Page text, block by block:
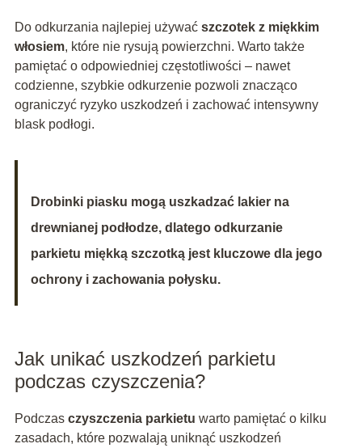
Do odkurzania najlepiej używać szczotek z miękkim
włosiem, które nie rysują powierzchni. Warto także
pamiętać o odpowiedniej częstotliwości – nawet
codzienne, szybkie odkurzenie pozwoli znacząco
ograniczyć ryzyko uszkodzeń i zachować intensywny
blask podłogi.
Drobinki piasku mogą uszkadzać lakier na
drewnianej podłodze, dlatego odkurzanie
parkietu miękką szczotką jest kluczowe dla jego
ochrony i zachowania połysku.
Jak unikać uszkodzeń parkietu
podczas czyszczenia?
Podczas czyszczenia parkietu warto pamiętać o kilku
zasadach, które pozwalają uniknąć uszkodzeń